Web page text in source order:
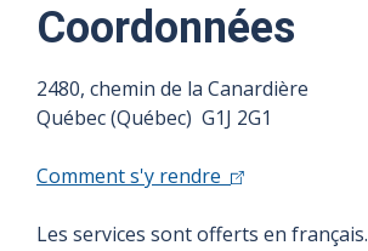
Coordonnées
2480, chemin de la Canardière
Québec (Québec) G1J 2G1
Comment s'y rendre
Les services sont offerts en français.